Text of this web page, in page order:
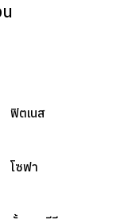
ฟิตเนส
โซฟา